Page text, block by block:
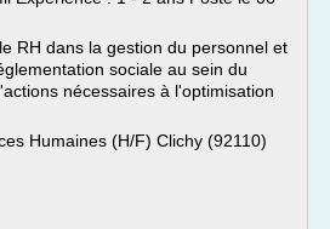
RH dans la gestion du personnel et
sociale au sein du
nécessaires à l'optimisation
Humaines (H/F) Clichy (92110)